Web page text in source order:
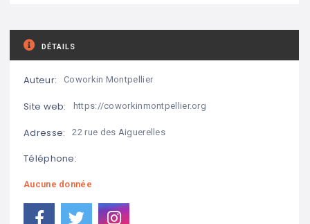
DÉTAILS
Auteur: Coworkin Montpellier
Site web: https://coworkinmontpellier.org
Adresse: 22 rue des Aiguerelles
Téléphone:
Aucune donnée